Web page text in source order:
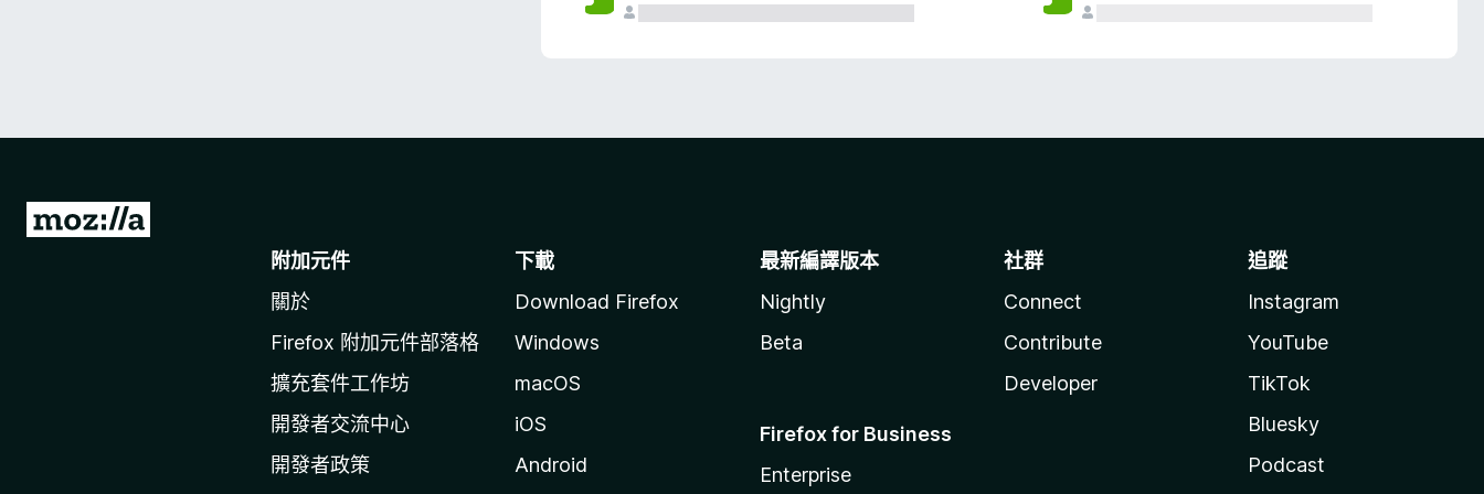
前
附加元件
關於
Firefox 附加元件部落格
擴充套件工作坊
開發者交流中心
開發者政策
下載
Download Firefox
Windows
macOS
iOS
Android
最新編譯版本
Nightly
Beta
Firefox for Business
Enterprise
社群
Connect
Contribute
Developer
追蹤
Instagram
YouTube
TikTok
Bluesky
Podcast